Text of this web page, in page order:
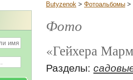
Butyzenok > Фотоальбомы >
Фото
«Гейхера
Разделы: